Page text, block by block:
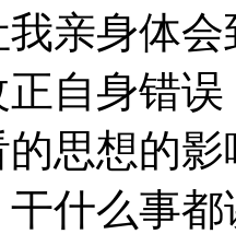
亲身体
自身错
思想的
什么事